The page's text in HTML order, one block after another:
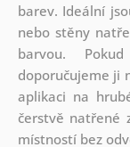
barev. Ideální
nebo stěny
barvou.
doporučujeme ji
aplikaci na
čerstvě natřené
místností bez